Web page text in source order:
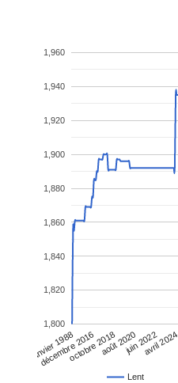
Lent
janvier 1988
décembre 2016
octobre 2018août 2020juin 2022avril 2024
1,800
1,820
1,840
1,860
1,880
1,900
1,920
1,940
1,960